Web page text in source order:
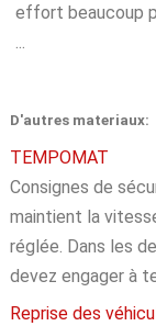
effort beaucoup
D'autres materiaux:
TEMPOMAT
Consignes de
maintient la
réglée. Dans les
devez engager à
Reprise des